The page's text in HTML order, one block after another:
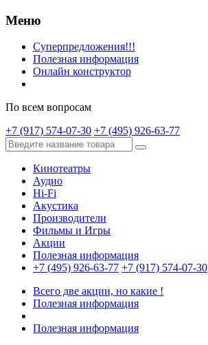
Меню
Суперпредложения!!!
Полезная информация
Онлайн конструктор
По всем вопросам
+7 (917) 574-07-30 +7 (495) 926-63-77
Кинотеатры
Аудио
Hi-Fi
Акустика
Производители
Фильмы и Игры
Акции
Полезная информация
+7 (495) 926-63-77 +7 (917) 574-07-30
Всего две акции, но какие !
Полезная информация
Полезная информация